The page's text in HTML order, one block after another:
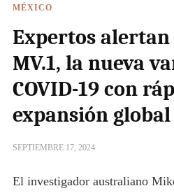
MÉXICO
Expertos alertan
MV.1, la nueva
COVID-19 con
expansión global
SEPTIEMBRE 17, 2024
El investigador australiano